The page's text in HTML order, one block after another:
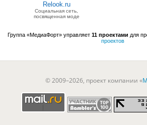
Relook.ru
Социальная сеть,
посвященная моде
Группа «МедиаФорт» управляет 11 проектами для
проектов
© 2009–2026, проект компании «